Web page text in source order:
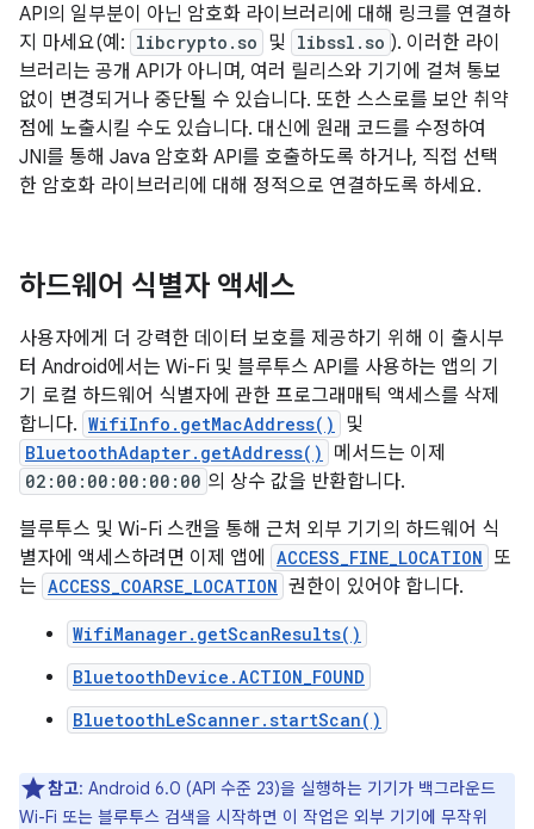
API의 일부분이 아닌 암호화 라이브러리에 대해 링크를 연결하
지 마세요(예: libcrypto.so 및 libssl.so ). 이러한 라이
브러리는 공개 API가 아니며, 여러 릴리스와 기기에 걸쳐 통보
없이 변경되거나 중단될 수 있습니다. 또한 스스로를 보안 취약
점에 노출시킬 수도 있습니다. 대신에 원래 코드를 수정하여
JNI를 통해 Java 암호화 API를 호출하도록 하거나, 직접 선택
한 암호화 라이브러리에 대해 정적으로 연결하도록 하세요.
하드웨어 식별자 액세스
사용자에게 더 강력한 데이터 보호를 제공하기 위해 이 출시부
터 Android에서는 Wi-Fi 및 블루투스 API를 사용하는 앱의 기
기 로컬 하드웨어 식별자에 관한 프로그래매틱 액세스를 삭제
합니다. WifiInfo.getMacAddress() 및
BluetoothAdapter.getAddress() 메서드는 이제
02:00:00:00:00:00 의 상수 값을 반환합니다.
블루투스 및 Wi-Fi 스캔을 통해 근처 외부 기기의 하드웨어 식
별자에 액세스하려면 이제 앱에
ACCESS_FINE_LOCATION 또
는 ACCESS_COARSE_LOCATION 권한이 있어야 합니다.
WifiManager.getScanResults()
BluetoothDevice.ACTION_FOUND
BluetoothLeScanner.startScan()
참고: Android 6.0 (API 수준 23)을 실행하는 기기가 백그라운드
Wi-Fi 또는 블루투스 검색을 시작하면 이 작업은 외부 기기에 무작위